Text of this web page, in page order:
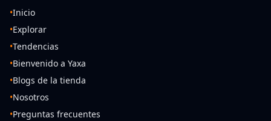
•Inicio
•Explorar
•Tendencias
•Bienvenido a Yaxa
•Blogs de la tienda
•Nosotros
•Preguntas frecuentes